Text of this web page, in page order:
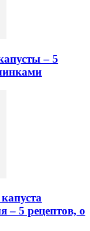
– 5
– 5 рецептов, о